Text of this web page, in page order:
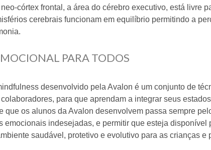
córtex frontal, a área do cérebro executivo, está livre
cerebrais funcionam em equilíbrio permitindo a
PARA TODOS
desenvolvido pela Avalon é um conjunto de
para que aprendam a integrar seus
que os alunos da Avalon desenvolvem passa sempre
emocionais indesejadas, e permitir que esteja disponível
saudável, protetivo e evolutivo para as crianças e